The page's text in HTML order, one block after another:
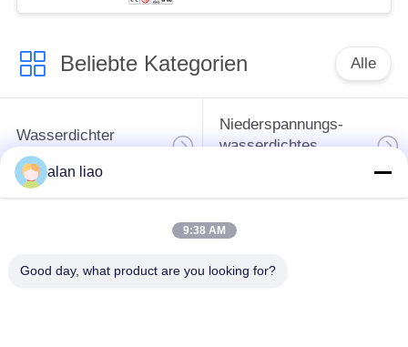
Beliebte Kategorien Alle
Wasserdichter
Rundsteckverbinder
Niederspannungs-
wasserdichtes
Verbindungsstück
Lampenfassung E27
alan liao
9:38 AM
Good day, what product are you looking for?